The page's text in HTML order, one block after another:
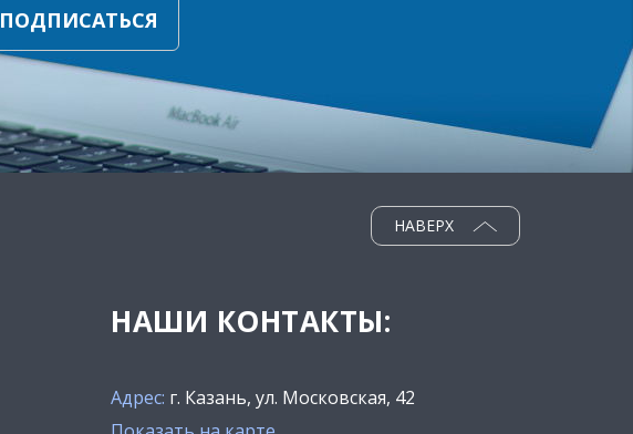
ПОДПИСАТЬСЯ
НАВЕРХ
НАШИ КОНТАКТЫ:
Адрес: г. Казань, ул. Московская, 42